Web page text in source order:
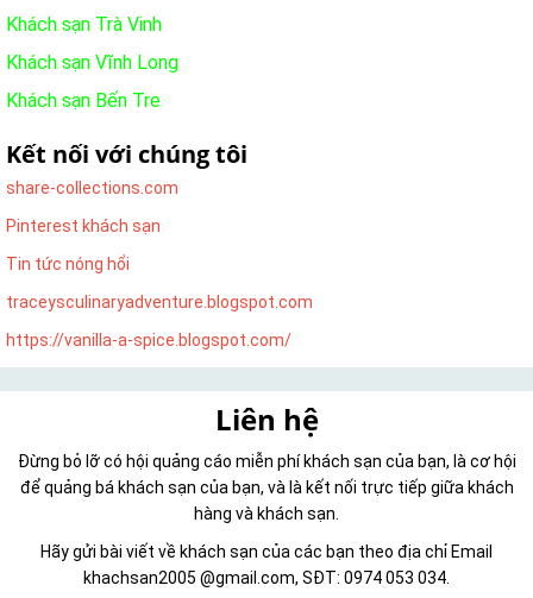
Khách sạn Trà Vinh
Khách sạn Vĩnh Long
Khách sạn Bến Tre
Kết nối với chúng tôi
share-collections.com
Pinterest khách sạn
Tin tức nóng hổi
traceysculinaryadventure.blogspot.com
https://vanilla-a-spice.blogspot.com/
Liên hệ
Đừng bỏ lỡ có hội quảng cáo miễn phí khách sạn của bạn, là cơ hội
để quảng bá khách sạn của bạn, và là kết nối trực tiếp giữa khách
hàng và khách sạn.
Hãy gửi bài viết về khách sạn của các bạn theo địa chỉ Email
khachsan2005 @gmail.com, SĐT: 0974 053 034.